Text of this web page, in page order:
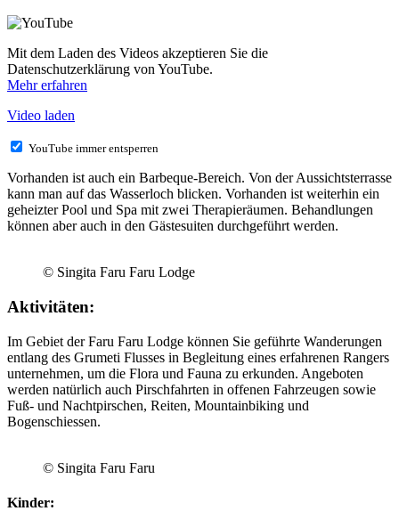
Mit dem Laden des Videos akzeptieren Sie die
Datenschutzerklärung von YouTube.
Mehr erfahren
Video laden
YouTube immer entsperren
Vorhanden ist auch ein Barbeque-Bereich. Von der Aussichtsterrasse
kann man auf das Wasserloch blicken. Vorhanden ist weiterhin ein
geheizter Pool und Spa mit zwei Therapieräumen. Behandlungen
können aber auch in den Gästesuiten durchgeführt werden.
© Singita Faru Faru Lodge
Aktivitäten:
Im Gebiet der Faru Faru Lodge können Sie geführte Wanderungen
entlang des Grumeti Flusses in Begleitung eines erfahrenen Rangers
unternehmen, um die Flora und Fauna zu erkunden. Angeboten
werden natürlich auch Pirschfahrten in offenen Fahrzeugen sowie
Fuß- und Nachtpirschen, Reiten, Mountainbiking und
Bogenschiessen.
© Singita Faru Faru
Kinder: